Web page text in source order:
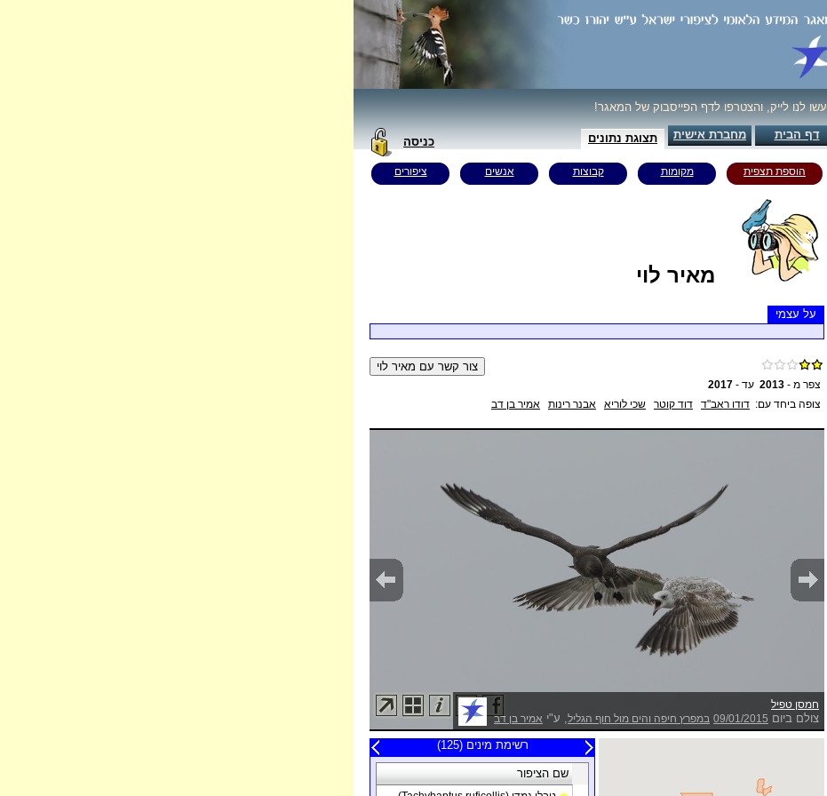
עשו לנו לייק, והצטרפו לדף הפייסבוק של המאגר!
דף הבית מחברת אישית תצוגת נתונים כניסה
הוספת תצפית מקומות קבוצות אנשים ציפורים
מאיר לוי
על עצמי
צפר מ - 2013 עד - 2017
צופה ביחד עם: דודו ראב"ד דוד קוטר שכי לוריא אבנר רינות אמיר בן דב
חמסן טפיל
צולם ביום 09/01/2015 במפרץ חיפה והים מול חוף הגליל, ע"י אמיר בן דב
רשימת מינים (125)
20 תצפיות אחרונות
שם הציפור
צופה